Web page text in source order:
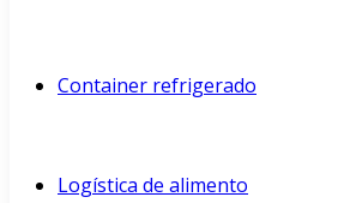
Container refrigerado
Logística de alimento